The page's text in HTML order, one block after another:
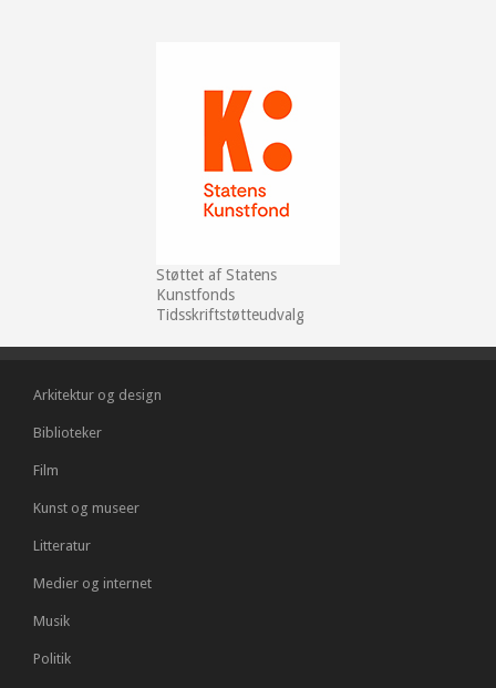
Støttet af Statens
Kunstfonds
Tidsskriftstøtteudvalg
Arkitektur og design
Biblioteker
Film
Kunst og museer
Litteratur
Medier og internet
Musik
Politik